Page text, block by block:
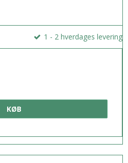
1 - 2 hverdages levering
KØB